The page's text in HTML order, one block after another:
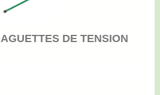
DE TENSION